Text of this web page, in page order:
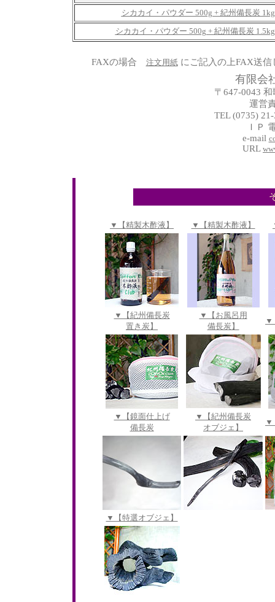
シカカイ・パウダー 500g + 紀州備長炭
シカカイ・パウダー 500g + 紀州備長炭
FAXの場合 注文用紙にご記入の上FAX送信
有限会
〒647-0043
運営
TEL (0735)
ＩＰ
e-mail
URL
▼【精製木酢液】 ▼【精製木酢液】
▼【紀州備長炭
置き炭】
▼【お風呂用
備長炭】
▼
▼【鏡面仕上げ
備長炭
▼【紀州備長炭
オブジェ】
▼
▼【特選オブジェ】